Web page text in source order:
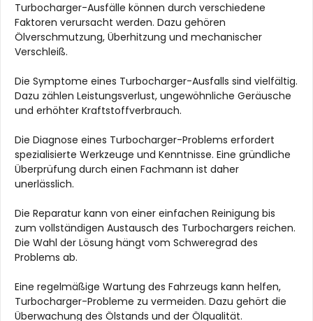
Turbocharger-Ausfälle können durch verschiedene
Faktoren verursacht werden. Dazu gehören
Ölverschmutzung, Überhitzung und mechanischer
Verschleiß.
Die Symptome eines Turbocharger-Ausfalls sind vielfältig.
Dazu zählen Leistungsverlust, ungewöhnliche Geräusche
und erhöhter Kraftstoffverbrauch.
Die Diagnose eines Turbocharger-Problems erfordert
spezialisierte Werkzeuge und Kenntnisse. Eine gründliche
Überprüfung durch einen Fachmann ist daher
unerlässlich.
Die Reparatur kann von einer einfachen Reinigung bis
zum vollständigen Austausch des Turbochargers reichen.
Die Wahl der Lösung hängt vom Schweregrad des
Problems ab.
Eine regelmäßige Wartung des Fahrzeugs kann helfen,
Turbocharger-Probleme zu vermeiden. Dazu gehört die
Überwachung des Ölstands und der Ölqualität.